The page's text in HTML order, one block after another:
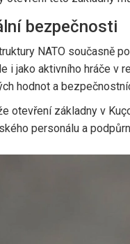
bezpečnosti
NATO současně
i jako aktivního hráče
hodnot a
otevření základny v
personálu a